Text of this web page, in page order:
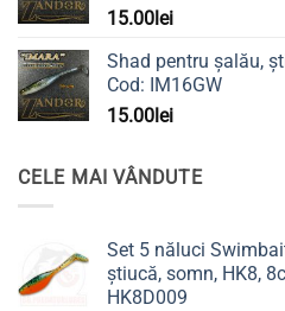
15.00lei
Shad pentru șalău,
Cod: IM16GW
15.00lei
CELE MAI VÂNDUTE
Set 5 năluci
știucă, somn, HK8,
HK8D009